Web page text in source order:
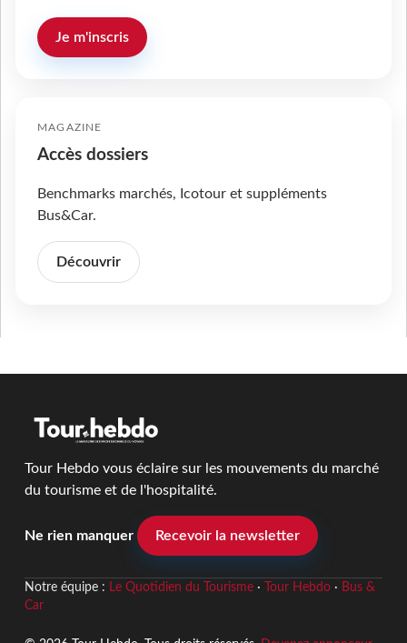
Je m'inscris
MAGAZINE
Accès dossiers
Benchmarks marchés, Icotour et suppléments
Bus&Car.
Découvrir
Tour Hebdo vous éclaire sur les mouvements du marché
du tourisme et de l'hospitalité.
Ne rien manquer Recevoir la newsletter
Notre équipe : Le Quotidien du Tourisme· Tour Hebdo· Bus &
Car